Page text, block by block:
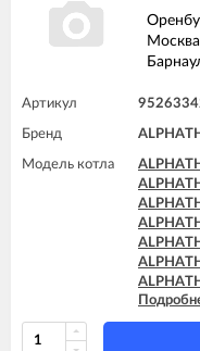
Артикул
Бренд
Модель котла